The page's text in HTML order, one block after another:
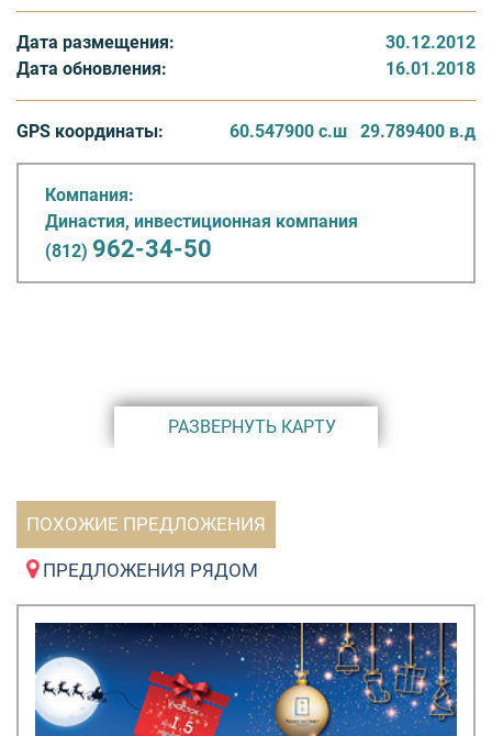
доступности. На базе курорта «Красное озеро»
действует клиника восстановительной медицины.
Также здесь есть каток, боулинг, прокат
горнолыжные трассы - полноценная инфраструктура
для любителей активного отдыха.
Дата размещения:
30.12.2012
Дата обновления:
16.01.2018
GPS координаты: 60.547900 с.ш 29.789400 в.д
Компания:
Династия, инвестиционная компания
(812) 962-34-50
РАЗВЕРНУТЬ КАРТУ
ПОХОЖИЕ ПРЕДЛОЖЕНИЯ
ПРЕДЛОЖЕНИЯ РЯДОМ